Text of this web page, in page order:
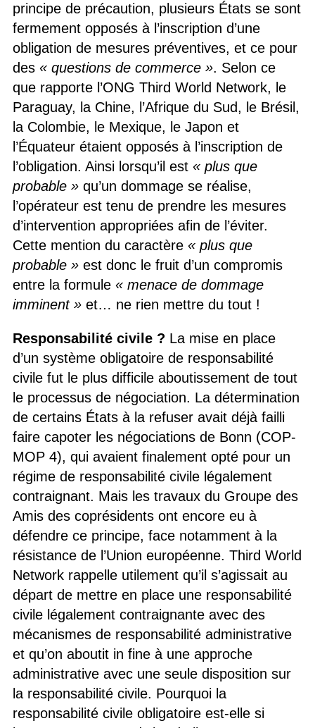
principe de précaution, plusieurs États se sont
fermement opposés à l’inscription d’une
obligation de mesures préventives, et ce pour
des « questions de commerce ». Selon ce
que rapporte l’ONG Third World Network, le
Paraguay, la Chine, l’Afrique du Sud, le Brésil,
la Colombie, le Mexique, le Japon et
l’Équateur étaient opposés à l’inscription de
l’obligation. Ainsi lorsqu’il est « plus que
probable »qu’un dommage se réalise,
l’opérateur est tenu de prendre les mesures
d’intervention appropriées afin de l’éviter.
Cette mention du caractère « plus que
probable »est donc le fruit d’un compromis
entre la formule « menace de dommage
imminent »et… ne rien mettre du tout !
Responsabilité civile ? La mise en place
d’un système obligatoire de responsabilité
civile fut le plus difficile aboutissement de tout
le processus de négociation. La détermination
de certains États à la refuser avait déjà failli
faire capoter les négociations de Bonn (COP-
MOP 4), qui avaient finalement opté pour un
régime de responsabilité civile légalement
contraignant. Mais les travaux du Groupe des
Amis des coprésidents ont encore eu à
défendre ce principe, face notamment à la
résistance de l’Union européenne. Third World
Network rappelle utilement qu’il s’agissait au
départ de mettre en place une responsabilité
civile légalement contraignante avec des
mécanismes de responsabilité administrative
et qu’on aboutit in fine à une approche
administrative avec une seule disposition sur
la responsabilité civile. Pourquoi la
responsabilité civile obligatoire est-elle si